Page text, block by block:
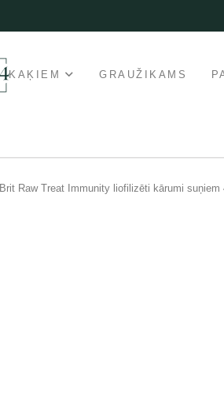
KAĶIEM GRAUŽIKAMS
Brit Raw Treat Immunity liofilizēti kārumi suņiem